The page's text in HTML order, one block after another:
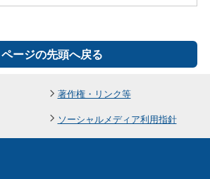
ページの先頭へ戻る
著作権・リンク等
ソーシャルメディア利用指針